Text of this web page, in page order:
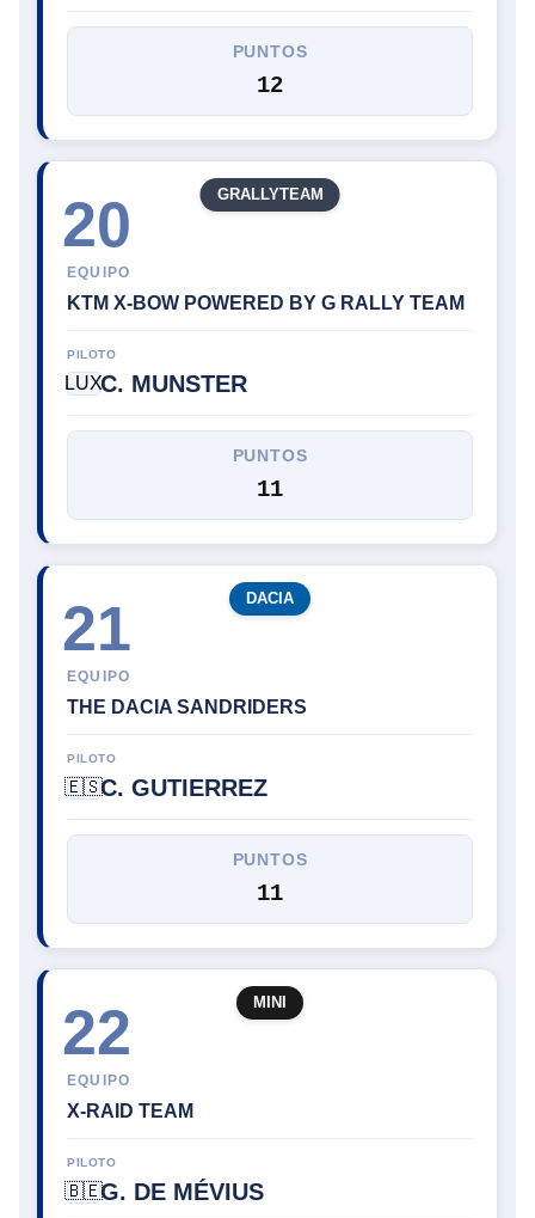
PUNTOS
12
20
EQUIPO
KTM X-BOW POWERED BY G RALLY TEAM
GRALLYTEAM
PILOTO
LUXC. MUNSTER
PUNTOS
11
21
EQUIPO
THE DACIA SANDRIDERS
DACIA
PILOTO
🇪🇸C. GUTIERREZ
PUNTOS
11
22
EQUIPO
X-RAID TEAM
MINI
PILOTO
🇧🇪G. DE MÉVIUS